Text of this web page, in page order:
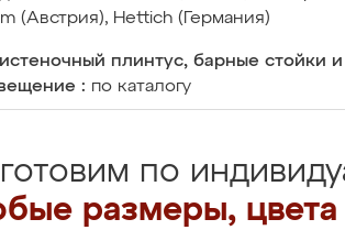
(Австрия), Hettich (Германия)
плинтус, барные стойки
: по каталогу
по
размеры,